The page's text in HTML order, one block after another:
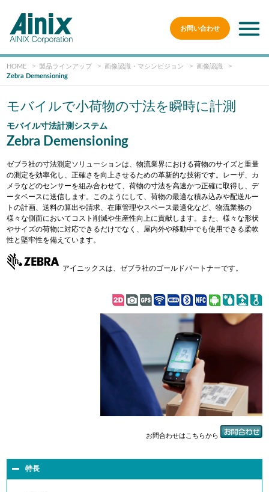
お問い合わせ
HOME 製品ラインアップ 画像認識・マシンビジョン
画像認識
Zebra Demensioning
モバイルで小荷物の寸法を瞬時に計測
モバイル寸法計測システム
Zebra Demensioning
ゼブラ社の寸法測定ソリューションは、物流業界における荷物のサイズと重量
の測定を効率化し、正確さを向上させるための革新的な技術です。レーザ、カ
メラなどのセンサーを組み合わせて、荷物の寸法を高速かつ正確に取得し、デ
ータベースに送信します。このようにして、荷物の最適な積み込みや配送ルー
トの計画、送料の算出や請求、在庫管理やスペース最適化など、物流業務の
様々な側面においてコスト削減や生産性向上に貢献します。また、様々な形状
やサイズの荷物に対応できるだけでなく、屋内外や移動中でも使用できる柔軟
性と堅牢性を備えています。
アイニックスは、ゼブラ社のゴールドパートナーです。
お問合わせはこちらから
特長